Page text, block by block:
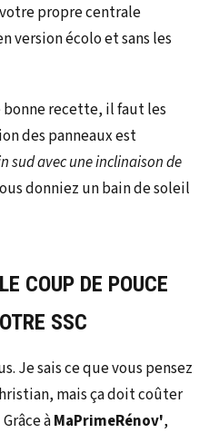
propre centrale
version écolo et sans les
recette, il faut les
des panneaux est
sud avec une inclinaison de
donniez un bain de soleil
COUP DE POUCE
SSC
Je sais ce que vous pensez
mais ça doit coûter
àMaPrimeRénov',